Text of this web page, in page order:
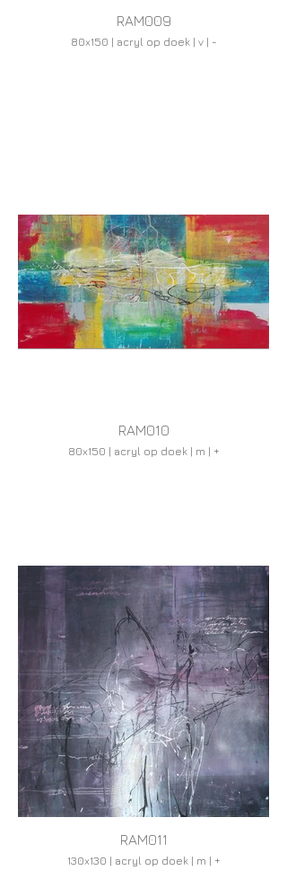
RAM009
80x150 | acryl op doek | v | -
RAM010
80x150 | acryl op doek | m | +
RAM011
130x130 | acryl op doek | m | +